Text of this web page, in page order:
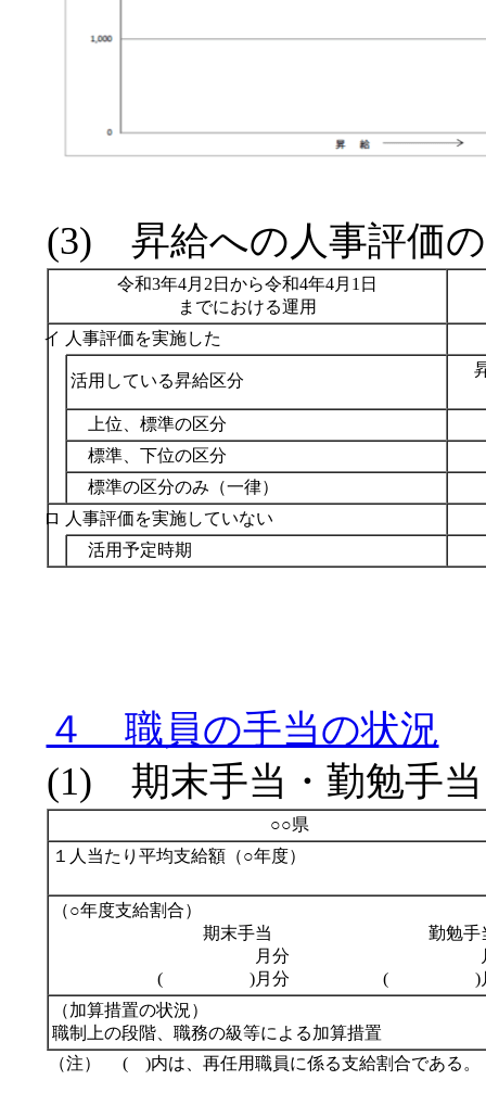
(3) 昇給への人事評価
令和3年4月2日から令和4年4月1日
までにおける運用
イ 人事評価を実施した
活用している昇給区分
上位、標準の区分
標準、下位の区分
標準の区分のみ（一律）
ロ 人事評価を実施していない
活用予定時期
４ 職員の手当の状況
(1) 期末手当・勤勉手当
○○県
１人当たり平均支給額（○年度）
（○年度支給割合）
期末手当
勤勉
月分
( )月分
( )月
（加算措置の状況）
職制上の段階、職務の級等による加算措置
（注）
( )内は、再任用職員に係る支給割合である。